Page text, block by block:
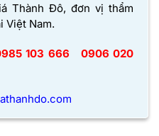
Thành Đô, đơn vị thẩm
Việt Nam.
103 666
0906 020